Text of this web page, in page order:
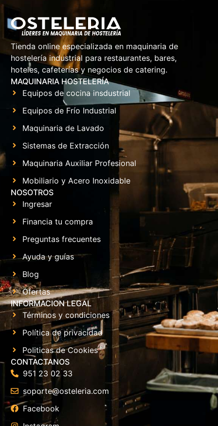
Tienda online especializada en maquinaria de
hostelería industrial para restaurantes, bares,
hoteles, cafeterías y negocios de catering.
MAQUINARIA HOSTELERÍA
Equipos de cocina insdustrial
Equipos de Frío Industrial
Maquinaria de Lavado
Sistemas de Extracción
Maquinaria Auxiliar Profesional
Mobiliario y Acero Inoxidable
NOSOTROS
Ingresar
Financia tu compra
Preguntas frecuentes
Ayuda y guías
Blog
Ofertas
INFORMACION LEGAL
Términos y condiciones
Política de privacidad
Politicas de Cookies
CONTACTANOS
951 23 02 33
soporte@osteleria.com
Facebook